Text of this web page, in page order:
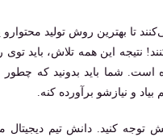
تا بهترین روش تولید محتوارو
نتیجه این همه تلاش، باید
شما باید بدونید که چطور
و نیازشو برآورده کنه.
توجه کنید. دانش تیم دیجیتال